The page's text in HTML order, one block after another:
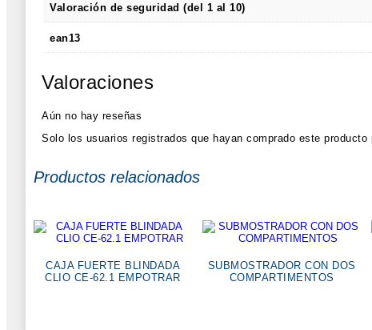
Valoración de seguridad (del 1 al 10)
ean13
Valoraciones
Aún no hay reseñas
Solo los usuarios registrados que hayan comprado este producto
Productos relacionados
CAJA FUERTE BLINDADA
CLIO CE-62.1 EMPOTRAR
SUBMOSTRADOR CON DOS
COMPARTIMENTOS